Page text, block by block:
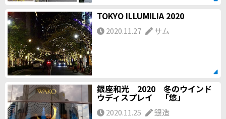
TOKYO ILLUMILIA 2020
2020.11.27 サム
銀座和光 2020 冬のウインド
ウディスプレイ 「悠」
2020.11.25 銀造